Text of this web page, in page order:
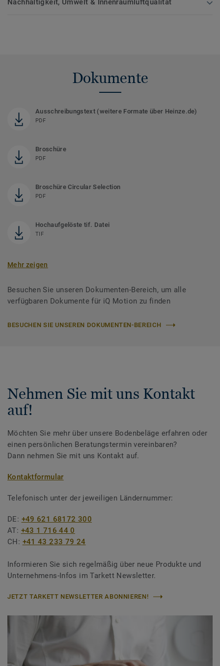
Nachhaltigkeit, Umwelt & Innenraumluftqualität
Dokumente
Ausschreibungstext (weitere Formate über Heinze.de)
PDF
Broschüre
PDF
Broschüre Circular Selection
PDF
Hochaufgelöste tif. Datei
TIF
Mehr zeigen
Besuchen Sie unseren Dokumenten-Bereich, um alle
verfügbaren Dokumente für iQ Motion zu finden
BESUCHEN SIE UNSEREN DOKUMENTEN-BEREICH
Nehmen Sie mit uns Kontakt
auf!
Möchten Sie mehr über unsere Bodenbeläge erfahren oder
einen persönlichen Beratungstermin vereinbaren?
Dann nehmen Sie mit uns Kontakt auf.
Kontaktformular
Telefonisch unter der jeweiligen Ländernummer:
DE: +49 621 68172 300
AT: +43 1 716 44 0
CH: +41 43 233 79 24
Informieren Sie sich regelmäßig über neue Produkte und
Unternehmens-Infos im Tarkett Newsletter.
JETZT TARKETT NEWSLETTER ABONNIEREN!